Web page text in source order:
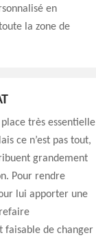
en
la zone de
très essentielle
ce n’est pas tout,
grandement
Pour rendre
lui apporter une
faisable de changer